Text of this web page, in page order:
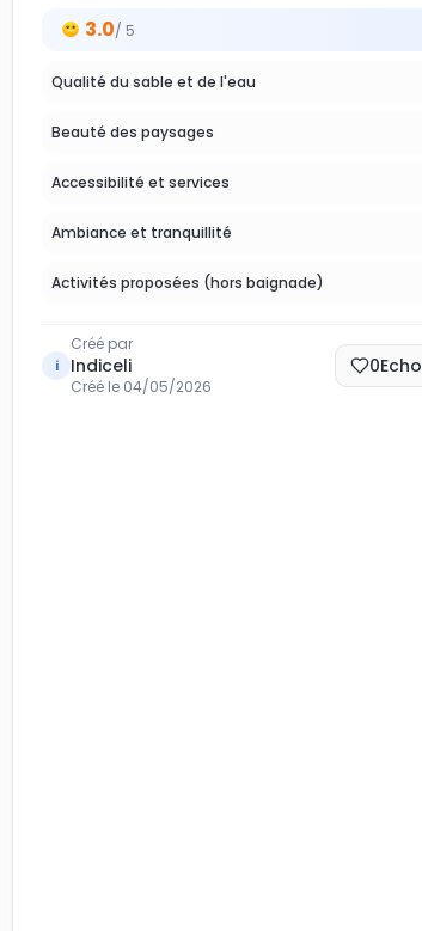
3.0/ 5
Qualité du sable et de l'eau
Beauté des paysages
Accessibilité et services
Ambiance et tranquillité
Activités proposées (hors baignade)
i
Créé par
Indiceli
Créé le 04/05/2026
0Echo